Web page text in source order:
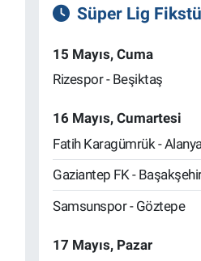
Süper Lig
15 Mayıs, Cuma
Rizespor - Beşiktaş
16 Mayıs, Cumartesi
Fatih Karagümrük -
Gaziantep FK -
Samsunspor - Göztepe
17 Mayıs, Pazar